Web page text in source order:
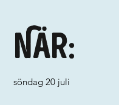
När:
söndag 20 juli